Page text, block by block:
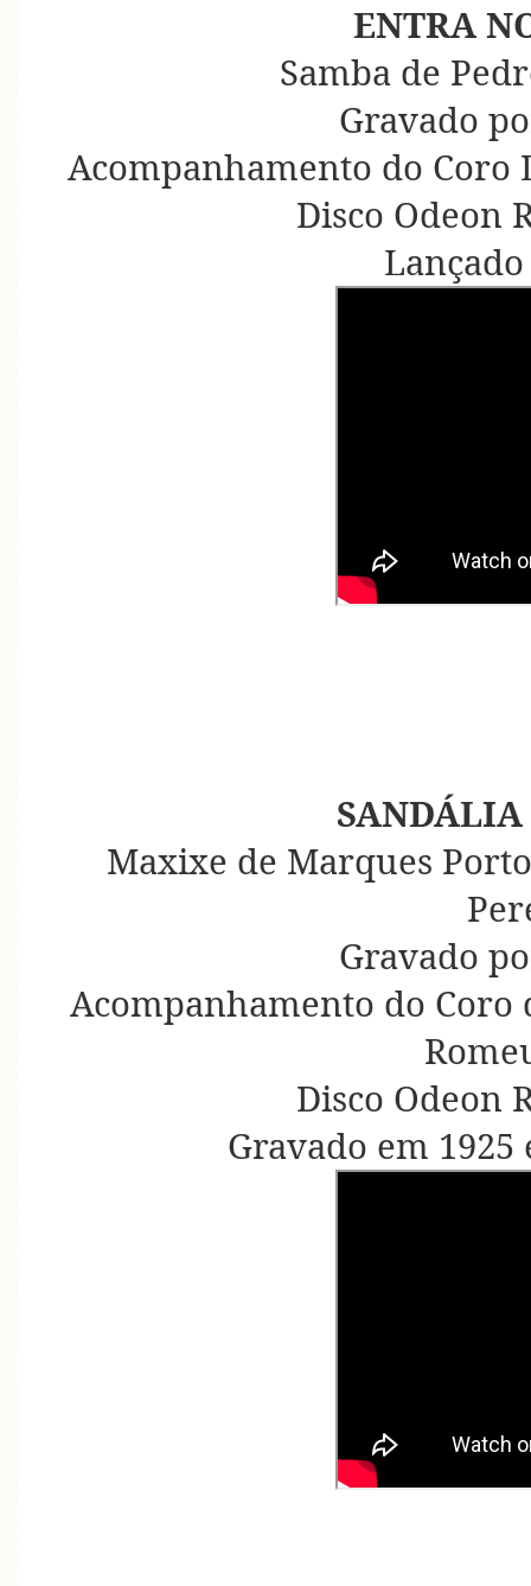
ENTRA
Samba de
Gravado
Acompanhamento do Coro
Disco Odeon
SANDÁLIA
Maxixe de Marques
Gravado
Acompanhamento do Coro
Disco Odeon
Gravado em 1925